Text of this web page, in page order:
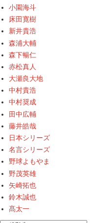
小園海斗
床田寛樹
新井貴浩
森浦大輔
森下暢仁
赤松真人
大瀬良大地
中村貴浩
中村奨成
田中広輔
藤井皓哉
日本シリーズ
名言シリーズ
野球よもやま
野茂英雄
矢崎拓也
鈴木誠也
髙太一